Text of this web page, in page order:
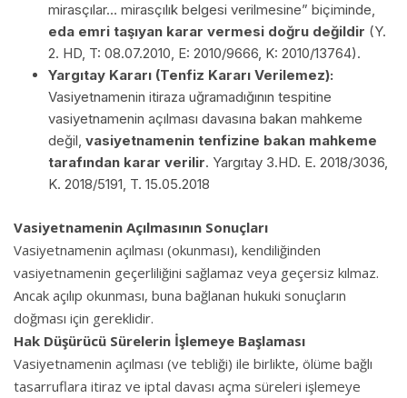
mirasçılar… mirasçılık belgesi verilmesine” biçiminde,
eda emri taşıyan karar vermesi doğru değildir (Y.
2. HD, T: 08.07.2010, E: 2010/9666, K: 2010/13764).
Yargıtay Kararı (Tenfiz Kararı Verilemez):
Vasiyetnamenin itiraza uğramadığının tespitine
vasiyetnamenin açılması davasına bakan mahkeme
değil, vasiyetnamenin tenfizine bakan mahkeme
tarafından karar verilir. Yargıtay 3.HD. E. 2018/3036,
K. 2018/5191, T. 15.05.2018
Vasiyetnamenin Açılmasının Sonuçları
Vasiyetnamenin açılması (okunması), kendiliğinden
vasiyetnamenin geçerliliğini sağlamaz veya geçersiz kılmaz.
Ancak açılıp okunması, buna bağlanan hukuki sonuçların
doğması için gereklidir.
Hak Düşürücü Sürelerin İşlemeye Başlaması
Vasiyetnamenin açılması (ve tebliği) ile birlikte, ölüme bağlı
tasarruflara itiraz ve iptal davası açma süreleri işlemeye